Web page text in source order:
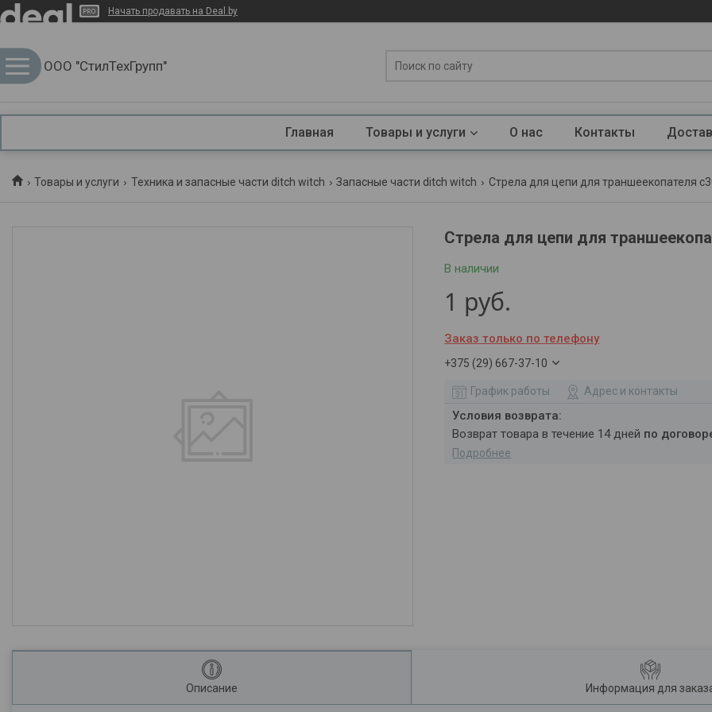
Начать продавать на Deal.by
ООО "СтилТехГрупп"
Главная Товары и услуги О нас Контакты
Товары и услуги Техника и запасные части ditch witch Запасные части ditch witch Стрела для цепи для траншеекопателя
Стрела для цепи для
В наличии
1 руб.
Заказ только по телефону
+375 (29) 667-37-10
График работы Адрес и контакты
возврат товара в течение 14 дней по
Подробнее
Описание Информация для